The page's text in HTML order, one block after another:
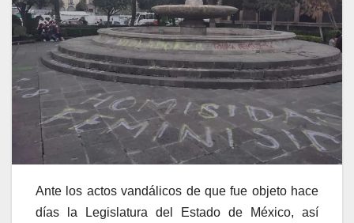
Ante los actos vandálicos de que fue objeto hace
días la Legislatura del Estado de México, así